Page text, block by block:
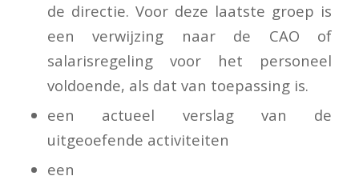
de directie. Voor deze laatste groep is
een verwijzing naar de CAO of
salarisregeling voor het personeel
voldoende, als dat van toepassing is.
een actueel verslag van de
uitgeoefende activiteiten
een